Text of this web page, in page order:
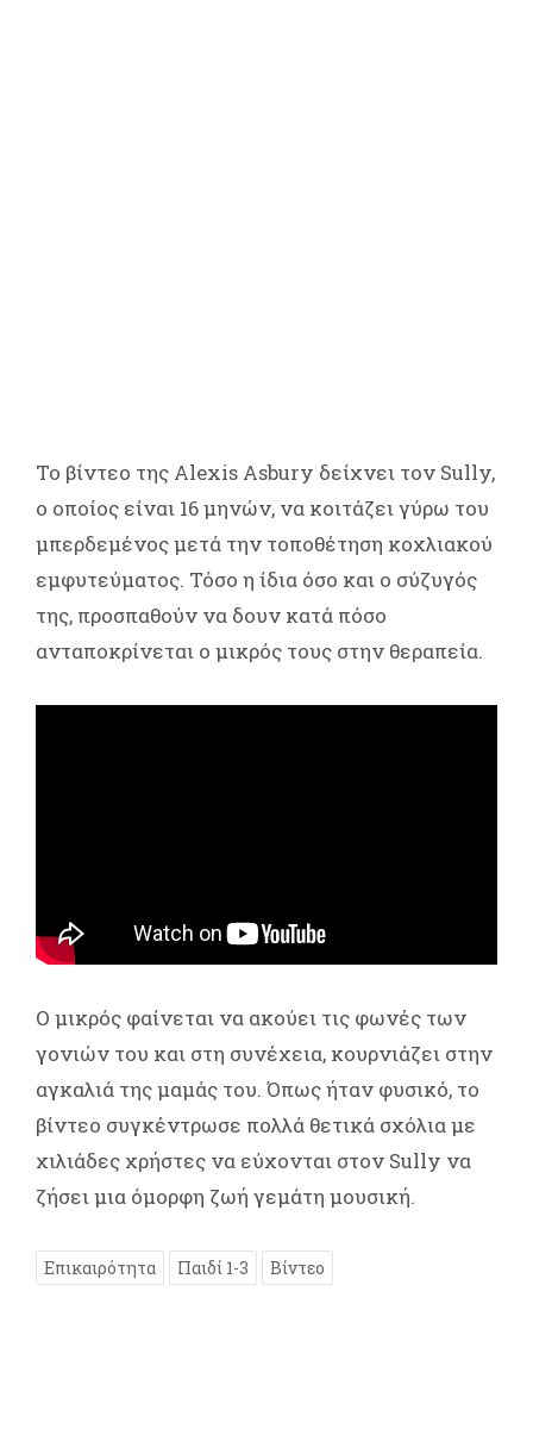
Το βίντεο της Alexis Asbury δείχνει τον Sully,
ο οποίος είναι 16 μηνών, να κοιτάζει γύρω του
μπερδεμένος μετά την τοποθέτηση κοχλιακού
εμφυτεύματος. Τόσο η ίδια όσο και ο σύζυγός
της, προσπαθούν να δουν κατά πόσο
ανταποκρίνεται ο μικρός τους στην θεραπεία.
O μικρός φαίνεται να ακούει τις φωνές των
γονιών του και στη συνέχεια, κουρνιάζει στην
αγκαλιά της μαμάς του. Όπως ήταν φυσικό, το
βίντεο συγκέντρωσε πολλά θετικά σχόλια με
χιλιάδες χρήστες να εύχονται στον Sully να
ζήσει μια όμορφη ζωή γεμάτη μουσική.
Επικαιρότητα Παιδί 1-3 Βίντεο